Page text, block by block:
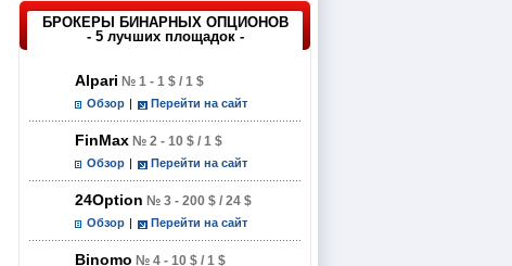
БРОКЕРЫ БИНАРНЫХ ОПЦИОНОВ
- 5 лучших площадок -
Alpari № 1 - 1 $ / 1 $
Обзор | Перейти на сайт
FinMax № 2 - 10 $ / 1 $
Обзор | Перейти на сайт
24Option № 3 - 200 $ / 24 $
Обзор | Перейти на сайт
Binomo № 4 - 10 $ / 1 $